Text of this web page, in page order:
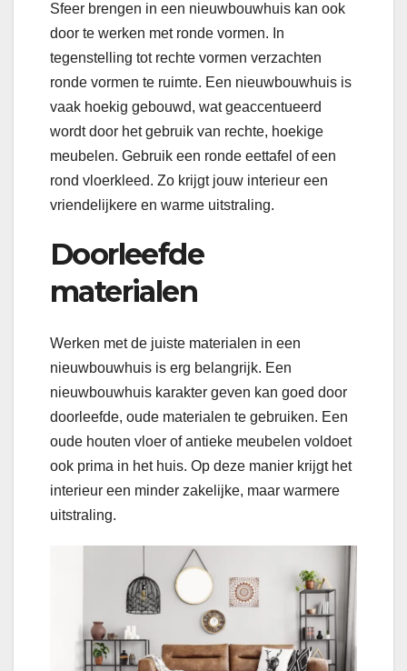
Sfeer brengen in een nieuwbouwhuis kan ook
door te werken met ronde vormen. In
tegenstelling tot rechte vormen verzachten
ronde vormen te ruimte. Een nieuwbouwhuis is
vaak hoekig gebouwd, wat geaccentueerd
wordt door het gebruik van rechte, hoekige
meubelen. Gebruik een ronde eettafel of een
rond vloerkleed. Zo krijgt jouw interieur een
vriendelijkere en warme uitstraling.
Doorleefde
materialen
Werken met de juiste materialen in een
nieuwbouwhuis is erg belangrijk. Een
nieuwbouwhuis karakter geven kan goed door
doorleefde, oude materialen te gebruiken. Een
oude houten vloer of antieke meubelen voldoet
ook prima in het huis. Op deze manier krijgt het
interieur een minder zakelijke, maar warmere
uitstraling.